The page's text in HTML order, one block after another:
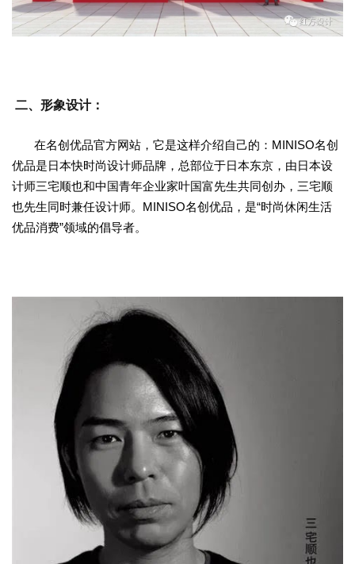
二、形象设计：
在名创优品官方网站，它是这样介绍自己的：MINISO名创
优品是日本快时尚设计师品牌，总部位于日本东京，由日本设
计师三宅顺也和中国青年企业家叶国富先生共同创办，三宅顺
也先生同时兼任设计师。MINISO名创优品，是“时尚休闲生活
优品消费”领域的倡导者。